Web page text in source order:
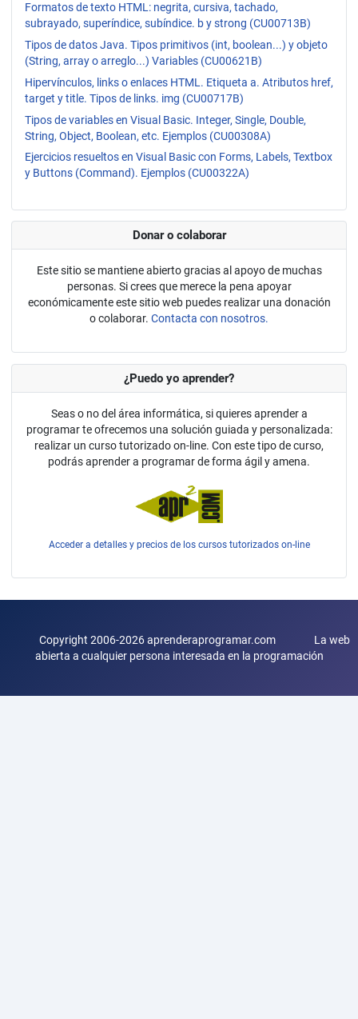
Formatos de texto HTML: negrita, cursiva, tachado,
subrayado, superíndice, subíndice. b y strong (CU00713B)
Tipos de datos Java. Tipos primitivos (int, boolean...) y objeto
(String, array o arreglo...) Variables (CU00621B)
Hipervínculos, links o enlaces HTML. Etiqueta a. Atributos href,
target y title. Tipos de links. img (CU00717B)
Tipos de variables en Visual Basic. Integer, Single, Double,
String, Object, Boolean, etc. Ejemplos (CU00308A)
Ejercicios resueltos en Visual Basic con Forms, Labels, Textbox
y Buttons (Command). Ejemplos (CU00322A)
Donar o colaborar
Este sitio se mantiene abierto gracias al apoyo de muchas
personas. Si crees que merece la pena apoyar
económicamente este sitio web puedes realizar una donación
o colaborar. Contacta con nosotros.
¿Puedo yo aprender?
Seas o no del área informática, si quieres aprender a
programar te ofrecemos una solución guiada y personalizada:
realizar un curso tutorizado on-line. Con este tipo de curso,
podrás aprender a programar de forma ágil y amena.
Acceder a detalles y precios de los cursos tutorizados on-line
Copyright 2006-2026 aprenderaprogramar.com La web
abierta a cualquier persona interesada en la programación